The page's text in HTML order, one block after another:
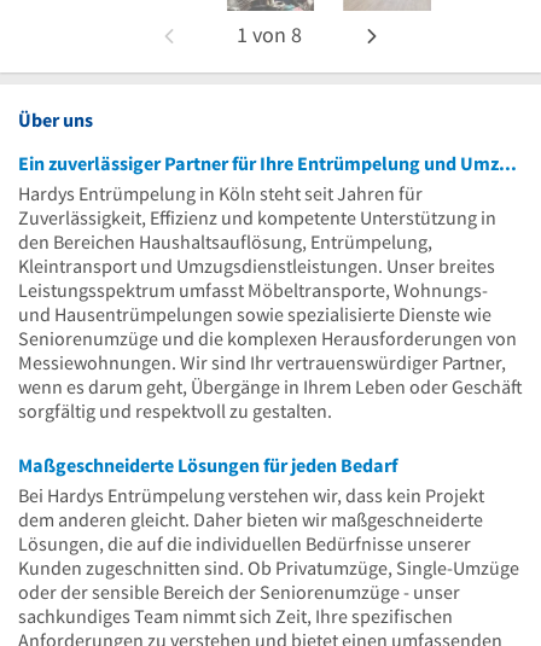
1 von 8
Über uns
Ein zuverlässiger Partner für Ihre Entrümpelung und Umzüge
Hardys Entrümpelung in Köln steht seit Jahren für
Zuverlässigkeit, Effizienz und kompetente Unterstützung in
den Bereichen Haushaltsauflösung, Entrümpelung,
Kleintransport und Umzugsdienstleistungen. Unser breites
Leistungsspektrum umfasst Möbeltransporte, Wohnungs-
und Hausentrümpelungen sowie spezialisierte Dienste wie
Seniorenumzüge und die komplexen Herausforderungen von
Messiewohnungen. Wir sind Ihr vertrauenswürdiger Partner,
wenn es darum geht, Übergänge in Ihrem Leben oder Geschäft
sorgfältig und respektvoll zu gestalten.
Maßgeschneiderte Lösungen für jeden Bedarf
Bei Hardys Entrümpelung verstehen wir, dass kein Projekt
dem anderen gleicht. Daher bieten wir maßgeschneiderte
Lösungen, die auf die individuellen Bedürfnisse unserer
Kunden zugeschnitten sind. Ob Privatumzüge, Single-Umzüge
oder der sensible Bereich der Seniorenumzüge - unser
sachkundiges Team nimmt sich Zeit, Ihre spezifischen
Anforderungen zu verstehen und bietet einen umfassenden